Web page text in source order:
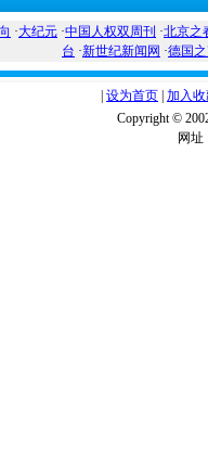
·大纪元 ·中国人权双周刊 ·北京之
台 ·新世纪新闻网 ·德国
设为首页 加入
Copyright ©
网址